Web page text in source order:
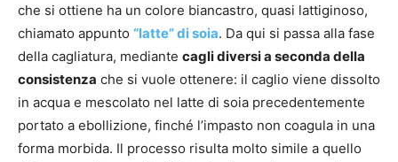
che si ottiene ha un colore biancastro, quasi lattiginoso,
chiamato appunto “latte” di soia. Da qui si passa alla fase
della cagliatura, mediante cagli diversi a seconda della
consistenza che si vuole ottenere: il caglio viene dissolto
in acqua e mescolato nel latte di soia precedentemente
portato a ebollizione, finché l’impasto non coagula in una
forma morbida. Il processo risulta molto simile a quello